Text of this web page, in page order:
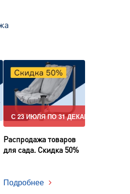
С 23 ИЮЛЯ ПО 31 ДЕКАБРЯ
Распродажа товаров
для сада. Скидка 50%
Подробнее